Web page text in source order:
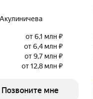
от 6,1 млн ₽
от 6,4 млн ₽
от 9,7 млн ₽
от 12,8 млн ₽
Позвоните мне